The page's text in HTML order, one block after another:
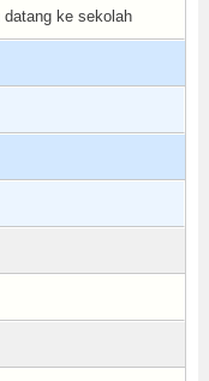
datang ke sekolah